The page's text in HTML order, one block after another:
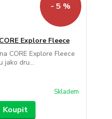
- 5 %
Explore Fleece
CORE Explore Fleece
jako dru...
Skladem
Koupit